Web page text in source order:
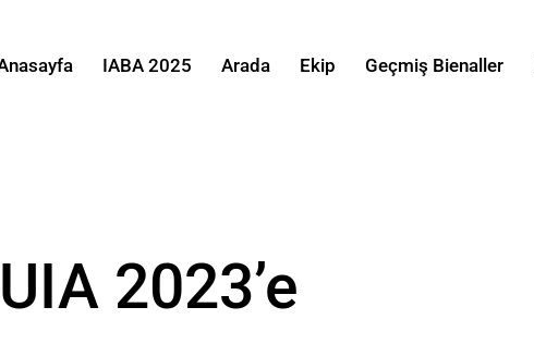
IABA 2025 Arada Ekip Geçmiş Bienaller
2023’e